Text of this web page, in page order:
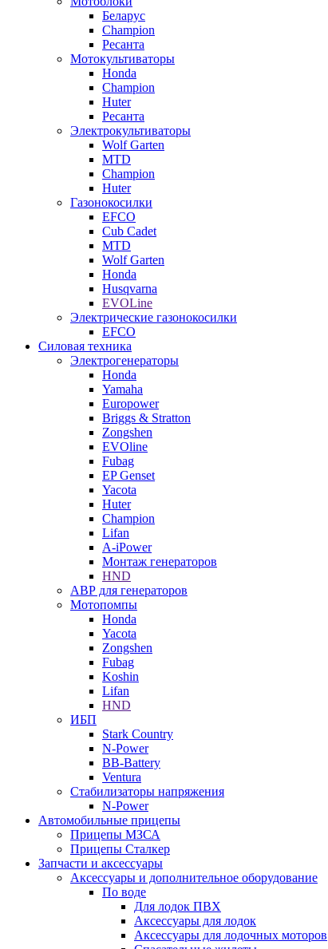
Беларус
Champion
Ресанта
Мотокультиваторы
Honda
Champion
Huter
Ресанта
Электрокультиваторы
Wolf Garten
MTD
Champion
Huter
Газонокосилки
EFCO
Cub Cadet
MTD
Wolf Garten
Honda
Husqvarna
EVOLine
Электрические газонокосилки
EFCO
Силовая техника
Электрогенераторы
Honda
Yamaha
Europower
Briggs & Stratton
Zongshen
EVOline
Fubag
EP Genset
Yacota
Huter
Champion
Lifan
A-iPower
Монтаж генераторов
HND
АВР для генераторов
Мотопомпы
Honda
Yacota
Zongshen
Fubag
Koshin
Lifan
HND
ИБП
Stark Country
N-Power
BB-Battery
Ventura
Стабилизаторы напряжения
N-Power
Автомобильные прицепы
Прицепы МЗСА
Прицепы Сталкер
Запчасти и аксессуары
Аксессуары и дополнительное оборудование
По воде
Для лодок ПВХ
Аксессуары для лодок
Аксессуары для лодочных моторов